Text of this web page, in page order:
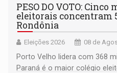
PESO DO VOTO:
eleitorais concentram
Rondônia
Eleições 2026 08 de
Porto Velho lidera com 368
Paraná é o maior colégio